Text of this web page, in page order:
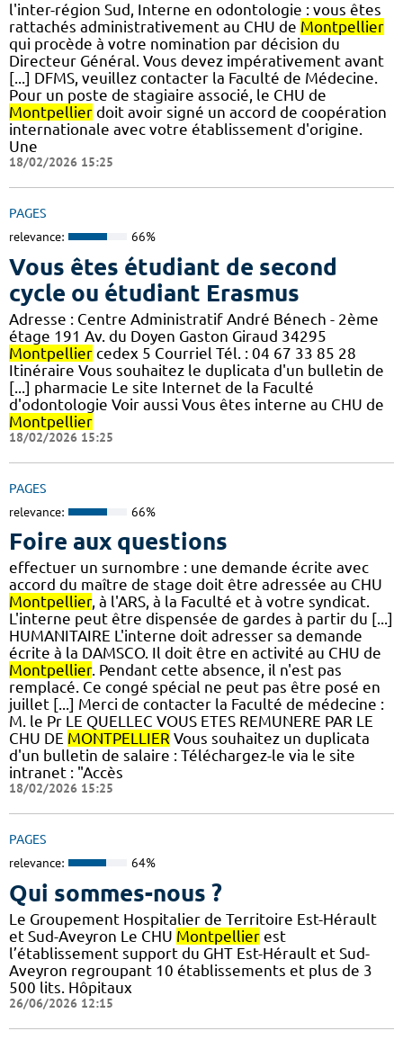
l'inter-région Sud, Interne en odontologie : vous êtes
rattachés administrativement au CHU de Montpellier
qui procède à votre nomination par décision du
Directeur Général. Vous devez impérativement avant
[...] DFMS, veuillez contacter la Faculté de Médecine.
Pour un poste de stagiaire associé, le CHU de
Montpellier doit avoir signé un accord de coopération
internationale avec votre établissement d'origine.
Une
18/02/2026 15:25
PAGES
relevance: 66%
Vous êtes étudiant de second
cycle ou étudiant Erasmus
Adresse : Centre Administratif André Bénech - 2ème
étage 191 Av. du Doyen Gaston Giraud 34295
Montpellier cedex 5 Courriel Tél. : 04 67 33 85 28
Itinéraire Vous souhaitez le duplicata d'un bulletin de
[...] pharmacie Le site Internet de la Faculté
d'odontologie Voir aussi Vous êtes interne au CHU de
Montpellier
18/02/2026 15:25
PAGES
relevance: 66%
Foire aux questions
effectuer un surnombre : une demande écrite avec
accord du maître de stage doit être adressée au CHU
Montpellier, à l'ARS, à la Faculté et à votre syndicat.
L'interne peut être dispensée de gardes à partir du [...]
HUMANITAIRE L'interne doit adresser sa demande
écrite à la DAMSCO. Il doit être en activité au CHU de
Montpellier. Pendant cette absence, il n'est pas
remplacé. Ce congé spécial ne peut pas être posé en
juillet [...] Merci de contacter la Faculté de médecine :
M. le Pr LE QUELLEC VOUS ETES REMUNERE PAR LE
CHU DE MONTPELLIER Vous souhaitez un duplicata
d'un bulletin de salaire : Téléchargez-le via le site
intranet : "Accès
18/02/2026 15:25
PAGES
relevance: 64%
Qui sommes-nous ?
Le Groupement Hospitalier de Territoire Est-Hérault
et Sud-Aveyron Le CHU Montpellier est
l’établissement support du GHT Est-Hérault et Sud-
Aveyron regroupant 10 établissements et plus de 3
500 lits. Hôpitaux
26/06/2026 12:15